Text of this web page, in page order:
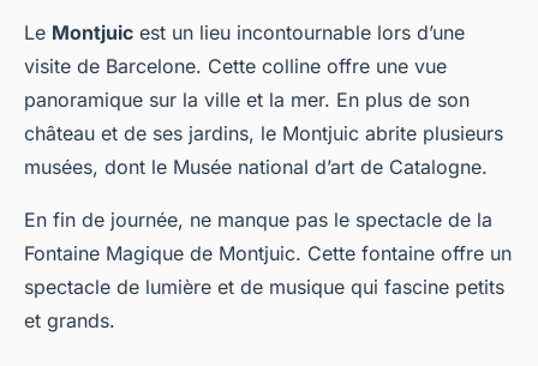
Le Montjuic est un lieu incontournable lors d’une
visite de Barcelone. Cette colline offre une vue
panoramique sur la ville et la mer. En plus de son
château et de ses jardins, le Montjuic abrite plusieurs
musées, dont le Musée national d’art de Catalogne.
En fin de journée, ne manque pas le spectacle de la
Fontaine Magique de Montjuic. Cette fontaine offre un
spectacle de lumière et de musique qui fascine petits
et grands.